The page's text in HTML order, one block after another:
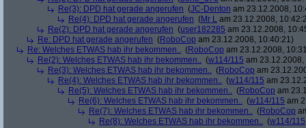
Re(3): DPD hat gerade angerufen (JC-Denton am 23.12.2008,
Re(4): DPD hat gerade angerufen (Mr L am 23.12.2008,
Re(2): DPD hat gerade angerufen (user182285 am 23.12.2008,
Re: DPD hat gerade angerufen (RoboCop am 23.12.2008, 10:40:21)
Re: Welches ETWAS hab ihr bekommen.. (RoboCop am 23.12.2008,
Re(2): Welches ETWAS hab ihr bekommen.. (w114/115 am
Re(3): Welches ETWAS hab ihr bekommen.. (RoboCop am
Re(4): Welches ETWAS hab ihr bekommen.. (w114/115 am
Re(5): Welches ETWAS hab ihr bekommen.. (RoboCop am
Re(6): Welches ETWAS hab ihr bekommen.. (w114/115 am
Re(7): Welches ETWAS hab ihr bekommen.. (RoboCop
Re(8): Welches ETWAS hab ihr bekommen.. (w114/115